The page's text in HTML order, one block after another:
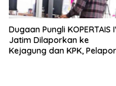
Dugaan Pungli KOPERTAIS
Jatim Dilaporkan ke
Kejagung dan KPK, Pelapor